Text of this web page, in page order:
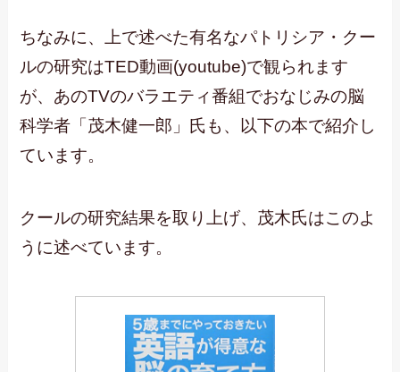
ちなみに、上で述べた有名なパトリシア・クー
ルの研究はTED動画(youtube)で観られます
が、あのTVのバラエティ番組でおなじみの脳
科学者「茂木健一郎」氏も、以下の本で紹介し
ています。
クールの研究結果を取り上げ、茂木氏はこのよ
うに述べています。